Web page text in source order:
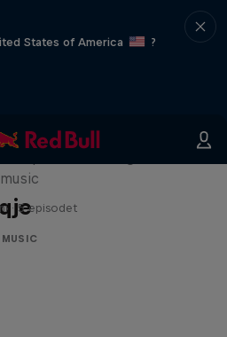
States of America
?
the Carts
music
· 5 episodet
MUSIC